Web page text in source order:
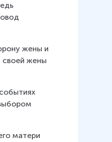
жены и
своей жены
матери